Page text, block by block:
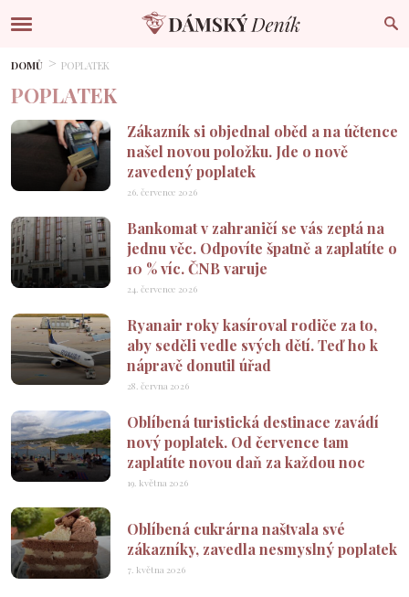
DOMŮ POPLATEK
POPLATEK
Zákazník si objednal oběd a na účtence
našel novou položku. Jde o nově
zavedený poplatek
26. července 2026
Bankomat v zahraničí se vás zeptá na
jednu věc. Odpovíte špatně a zaplatíte o
10 % víc. ČNB varuje
24. července 2026
Ryanair roky kasíroval rodiče za to,
aby seděli vedle svých dětí. Teď ho k
nápravě donutil úřad
28. června 2026
Oblíbená turistická destinace zavádí
nový poplatek. Od července tam
zaplatíte novou daň za každou noc
19. května 2026
Oblíbená cukrárna naštvala své
zákazníky, zavedla nesmyslný poplatek
7. května 2026